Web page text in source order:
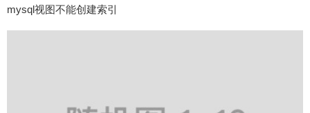
mysql视图不能创建索引